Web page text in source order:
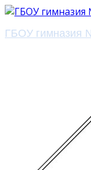
ГБОУ гимназия